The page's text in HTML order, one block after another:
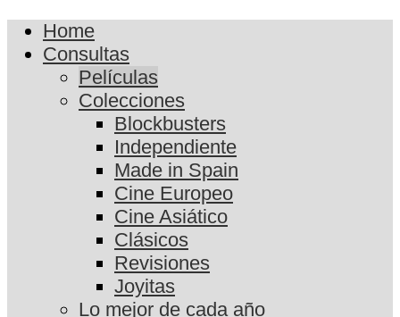
Home
Consultas
Películas
Colecciones
Blockbusters
Independiente
Made in Spain
Cine Europeo
Cine Asiático
Clásicos
Revisiones
Joyitas
Lo mejor de cada año